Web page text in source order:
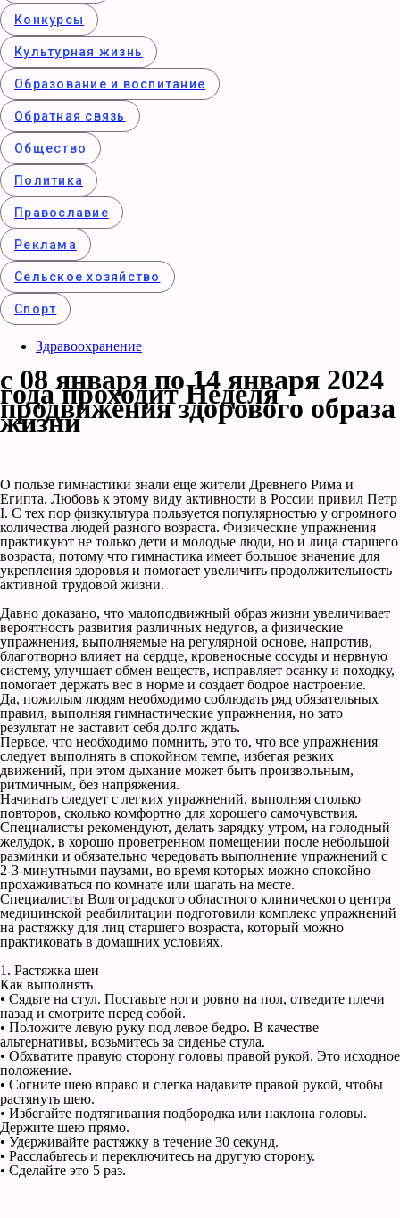
Конкурcы
Культурная жизнь
Образование и воспитание
Обратная связь
Общество
Политика
Православие
Реклама
Сельское хозяйство
Спорт
Здравоохранение
с 08 января по 14 января 2024
года проходит Неделя
продвижения здорового образа
жизни
О пользе гимнастики знали еще жители Древнего Рима и
Египта. Любовь к этому виду активности в России привил Петр
I. С тех пор физкультура пользуется популярностью у огромного
количества людей разного возраста. Физические упражнения
практикуют не только дети и молодые люди, но и лица старшего
возраста, потому что гимнастика имеет большое значение для
укрепления здоровья и помогает увеличить продолжительность
активной трудовой жизни.
Давно доказано, что малоподвижный образ жизни увеличивает
вероятность развития различных недугов, а физические
упражнения, выполняемые на регулярной основе, напротив,
благотворно влияет на сердце, кровеносные сосуды и нервную
систему, улучшает обмен веществ, исправляет осанку и походку,
помогает держать вес в норме и создает бодрое настроение.
Да, пожилым людям необходимо соблюдать ряд обязательных
правил, выполняя гимнастические упражнения, но зато
результат не заставит себя долго ждать.
Первое, что необходимо помнить, это то, что все упражнения
следует выполнять в спокойном темпе, избегая резких
движений, при этом дыхание может быть произвольным,
ритмичным, без напряжения.
Начинать следует с легких упражнений, выполняя столько
повторов, сколько комфортно для хорошего самочувствия.
Специалисты рекомендуют, делать зарядку утром, на голодный
желудок, в хорошо проветренном помещении после небольшой
разминки и обязательно чередовать выполнение упражнений с
2-3-минутными паузами, во время которых можно спокойно
прохаживаться по комнате или шагать на месте.
Специалисты Волгоградского областного клинического центра
медицинской реабилитации подготовили комплекс упражнений
на растяжку для лиц старшего возраста, который можно
практиковать в домашних условиях.
1. Растяжка шеи
Как выполнять
• Сядьте на стул. Поставьте ноги ровно на пол, отведите плечи
назад и смотрите перед собой.
• Положите левую руку под левое бедро. В качестве
альтернативы, возьмитесь за сиденье стула.
• Обхватите правую сторону головы правой рукой. Это исходное
положение.
• Согните шею вправо и слегка надавите правой рукой, чтобы
растянуть шею.
• Избегайте подтягивания подбородка или наклона головы.
Держите шею прямо.
• Удерживайте растяжку в течение 30 секунд.
• Расслабьтесь и переключитесь на другую сторону.
• Сделайте это 5 раз.